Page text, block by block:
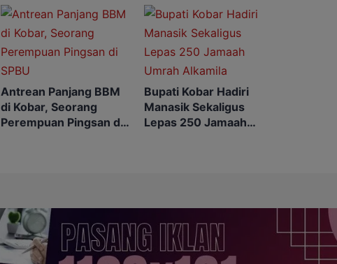
Antrean Panjang BBM
di Kobar, Seorang
Perempuan Pingsan di
Bupati Kobar Hadiri
Manasik Sekaligus
Lepas 250 Jamaah